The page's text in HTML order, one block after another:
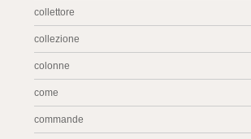
collettore
collezione
colonne
come
commande